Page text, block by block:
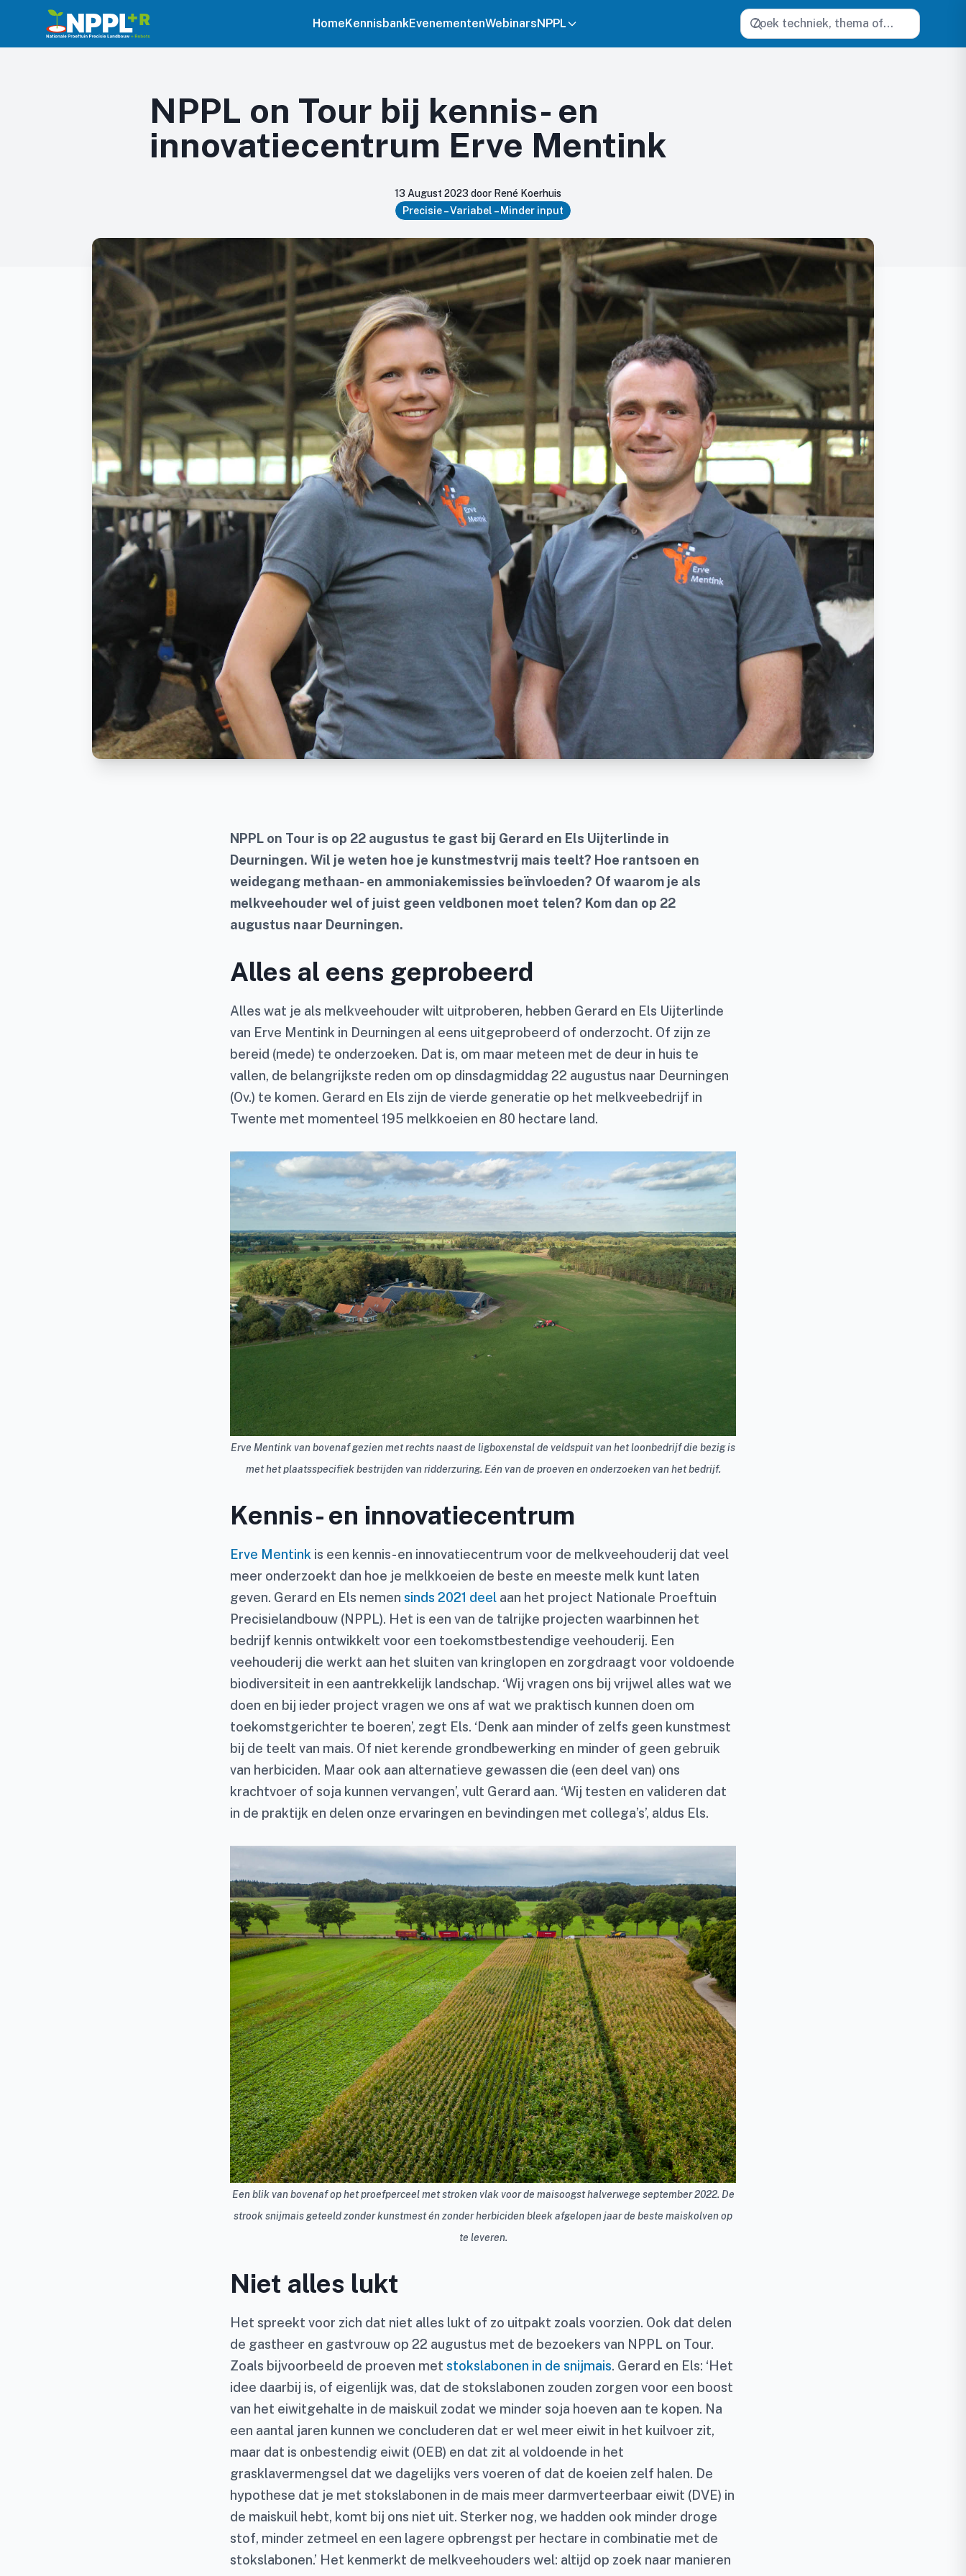
HomeKennisbankEvenementenWebinarsNPPL Zoeken
NPPL on Tour bij kennis- en
innovatiecentrum Erve Mentink
13 August 2023 door René Koerhuis
Precisie – Variabel – Minder input
NPPL on Tour is op 22 augustus te gast bij Gerard en Els Uijterlinde in
Deurningen. Wil je weten hoe je kunstmestvrij mais teelt? Hoe rantsoen en
weidegang methaan- en ammoniakemissies beïnvloeden? Of waarom je als
melkveehouder wel of juist geen veldbonen moet telen? Kom dan op 22
augustus naar Deurningen.
Alles al eens geprobeerd
Alles wat je als melkveehouder wilt uitproberen, hebben Gerard en Els Uijterlinde
van Erve Mentink in Deurningen al eens uitgeprobeerd of onderzocht. Of zijn ze
bereid (mede) te onderzoeken. Dat is, om maar meteen met de deur in huis te
vallen, de belangrijkste reden om op dinsdagmiddag 22 augustus naar Deurningen
(Ov.) te komen. Gerard en Els zijn de vierde generatie op het melkveebedrijf in
Twente met momenteel 195 melkkoeien en 80 hectare land.
Erve Mentink van bovenaf gezien met rechts naast de ligboxenstal de veldspuit van het loonbedrijf die bezig is
met het plaatsspecifiek bestrijden van ridderzuring. Eén van de proeven en onderzoeken van het bedrijf.
Kennis- en innovatiecentrum
Erve Mentink is een kennis- en innovatiecentrum voor de melkveehouderij dat veel
meer onderzoekt dan hoe je melkkoeien de beste en meeste melk kunt laten
geven. Gerard en Els nemen sinds 2021 deel aan het project Nationale Proeftuin
Precisielandbouw (NPPL). Het is een van de talrijke projecten waarbinnen het
bedrijf kennis ontwikkelt voor een toekomstbestendige veehouderij. Een
veehouderij die werkt aan het sluiten van kringlopen en zorgdraagt voor voldoende
biodiversiteit in een aantrekkelijk landschap. ‘Wij vragen ons bij vrijwel alles wat we
doen en bij ieder project vragen we ons af wat we praktisch kunnen doen om
toekomstgerichter te boeren’, zegt Els. ‘Denk aan minder of zelfs geen kunstmest
bij de teelt van mais. Of niet kerende grondbewerking en minder of geen gebruik
van herbiciden. Maar ook aan alternatieve gewassen die (een deel van) ons
krachtvoer of soja kunnen vervangen’, vult Gerard aan. ‘Wij testen en valideren dat
in de praktijk en delen onze ervaringen en bevindingen met collega’s’, aldus Els.
Een blik van bovenaf op het proefperceel met stroken vlak voor de maisoogst halverwege september 2022. De
strook snijmais geteeld zonder kunstmest én zonder herbiciden bleek afgelopen jaar de beste maiskolven op
te leveren.
Niet alles lukt
Het spreekt voor zich dat niet alles lukt of zo uitpakt zoals voorzien. Ook dat delen
de gastheer en gastvrouw op 22 augustus met de bezoekers van NPPL on Tour.
Zoals bijvoorbeeld de proeven met stokslabonen in de snijmais. Gerard en Els: ‘Het
idee daarbij is, of eigenlijk was, dat de stokslabonen zouden zorgen voor een boost
van het eiwitgehalte in de maiskuil zodat we minder soja hoeven aan te kopen. Na
een aantal jaren kunnen we concluderen dat er wel meer eiwit in het kuilvoer zit,
maar dat is onbestendig eiwit (OEB) en dat zit al voldoende in het
grasklavermengsel dat we dagelijks vers voeren of dat de koeien zelf halen. De
hypothese dat je met stokslabonen in de mais meer darmverteerbaar eiwit (DVE) in
de maiskuil hebt, komt bij ons niet uit. Sterker nog, we hadden ook minder droge
stof, minder zetmeel en een lagere opbrengst per hectare in combinatie met de
stokslabonen.’ Het kenmerkt de melkveehouders wel: altijd op zoek naar manieren